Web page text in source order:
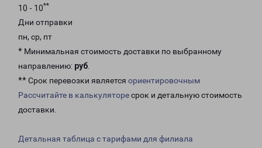
10 - 10**
Дни отправки
пн, ср, пт
* Минимальная стоимость доставки по выбранному
направлению: руб.
** Срок перевозки является ориентировочным
Рассчитайте в калькуляторесрок и детальную стоимость
доставки.
Детальная таблица с тарифами для филиала